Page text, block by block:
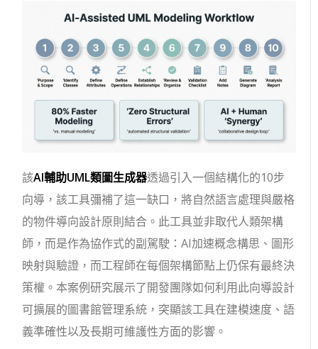
該AI輔助UML類圖生成器透過引入一個結構化的10步
向導，該工具彌補了這一缺口，將自然語言處理與嚴格
的物件導向設計原則結合。此工具並非取代人類架構
師，而是作為協作式的副駕駛：AI加速概念構思、圖形
映射與驗證，而工程師在每個架構節點上仍保有最終決
策權。本案例研究展示了開發團隊如何利用此向導設計
可擴展的圖書館管理系統，突顯該工具在建模速度、語
義準確性以及長期可維護性方面的影響。